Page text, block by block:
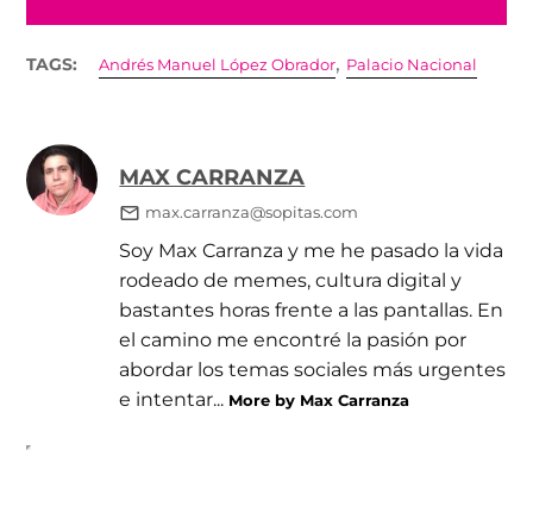
TAGS: Andrés Manuel López Obrador, Palacio Nacional
MAX CARRANZA
max.carranza@sopitas.com
Soy Max Carranza y me he pasado la vida
rodeado de memes, cultura digital y
bastantes horas frente a las pantallas. En
el camino me encontré la pasión por
abordar los temas sociales más urgentes
e intentar... More by Max Carranza